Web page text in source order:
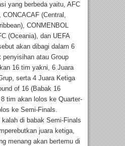
yang berbeda yaitu, AFC
(Central,
CONMENBOL
(Oceania), dan UEFA
akan dibagi dalam 6
penyisihan atau Group
16 tim yakni, 6 Juara
serta 4 Juara Ketiga
of 16 (Babak 16
tim akan lolos ke Quarter-
ke Semi-Finals.
di babak Semi-Finals
juara ketiga,
menang akan bertemu di